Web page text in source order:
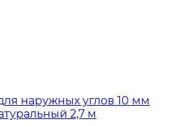
наружных углов 10 мм
2,7 м